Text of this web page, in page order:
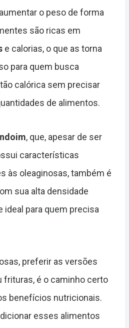
o peso de forma
são ricas em
e calorias, o que as torna
para quem busca
calórica sem precisar
de alimentos.
, que, apesar de ser
características
às oleaginosas, também é
sua alta densidade
ideal para quem precisa
preferir as versões
frituras, é o caminho certo
benefícios nutricionais.
esses alimentos